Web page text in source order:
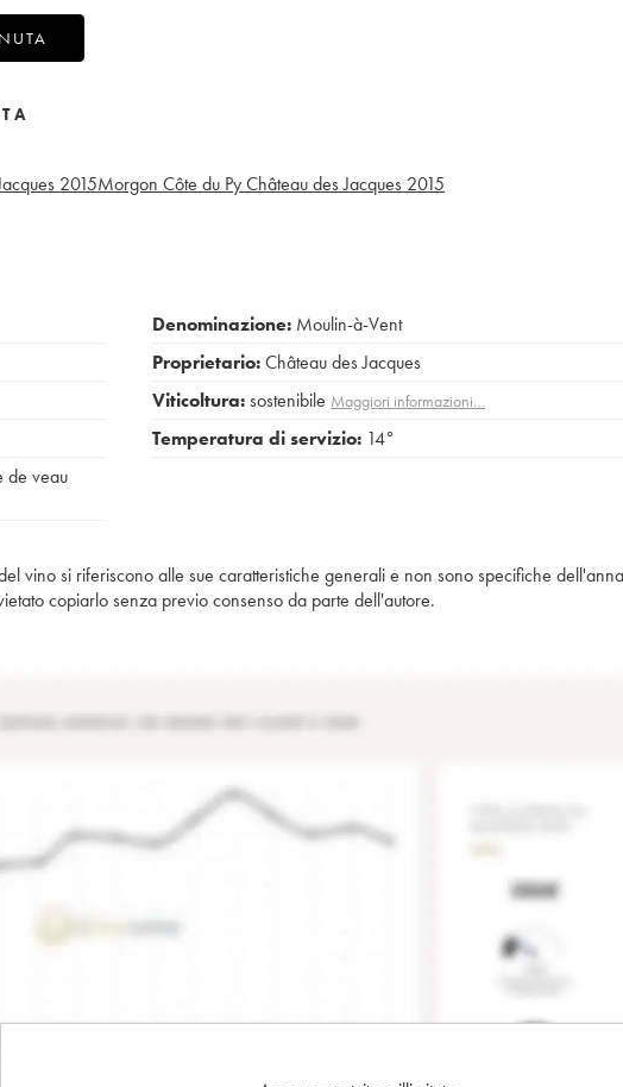
2015Morgon Côte du Py Château des Jacques 2015
de veau
Denominazione: Moulin-à-Vent
Proprietario:Château des Jacques
Viticoltura:sostenibile Maggiori informazioni…
Temperatura di servizio: 14°
vino si riferiscono alle sue caratteristiche generali e non sono specifiche
copiarlo senza previo consenso da parte dell'autore.